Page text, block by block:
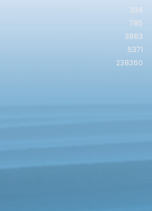
334
785
3863
5371
238360